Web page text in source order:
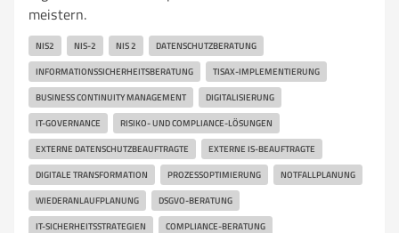
meistern.
NIS2 NIS-2 NIS 2 DATENSCHUTZBERATUNG
INFORMATIONSSICHERHEITSBERATUNG TISAX-IMPLEMENTIERUNG
BUSINESS CONTINUITY MANAGEMENT DIGITALISIERUNG
IT-GOVERNANCE RISIKO- UND COMPLIANCE-LÖSUNGEN
EXTERNE DATENSCHUTZBEAUFTRAGTE EXTERNE IS-BEAUFTRAGTE
DIGITALE TRANSFORMATION PROZESSOPTIMIERUNG NOTFALLPLANUNG
WIEDERANLAUFPLANUNG DSGVO-BERATUNG
IT-SICHERHEITSSTRATEGIEN COMPLIANCE-BERATUNG